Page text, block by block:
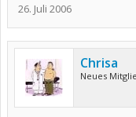
26. Juli 2006
Chrisa
Neues